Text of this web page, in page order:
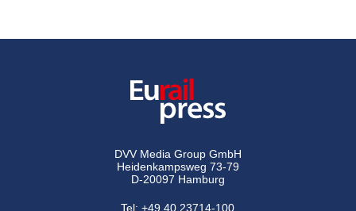
DVV Media Group GmbH
Heidenkampsweg 73-79
D-20097 Hamburg
Tel:+49 40 23714-100